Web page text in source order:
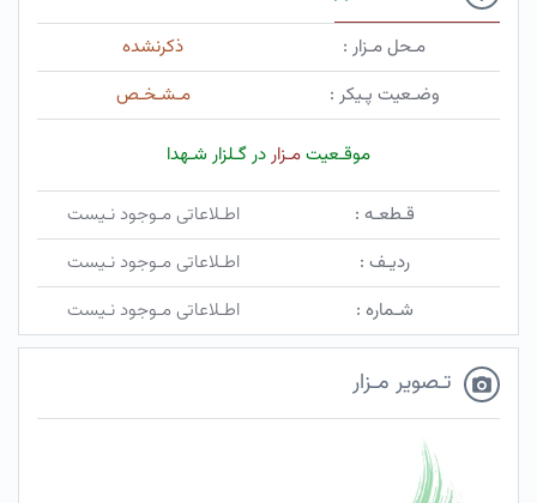
مـحل مـزار :
ذکرنشده
وضـعیت پـیکر :
مـشـخـص
موقـعیتمـزاردر گـلزار شـهدا
قـطعـه :
اطـلاعاتی مـوجود نـیست
ردیـف :
اطـلاعاتی مـوجود نـیست
شـماره :
اطـلاعاتی مـوجود نـیست
تـصویر مـزار